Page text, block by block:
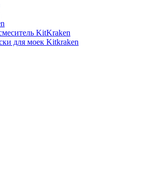
KitKraken
для моек Kitkraken